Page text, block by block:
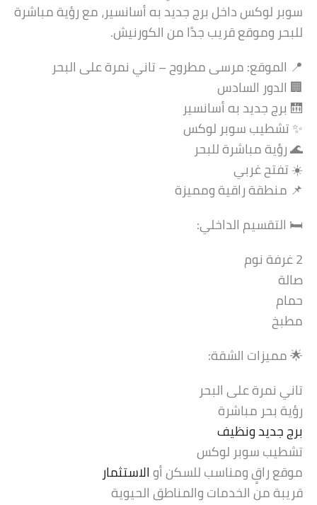
سوبر لوكس داخل برج جديد به أسانسير، مع رؤية مباشرة
للبحر وموقع قريب جدًا من الكورنيش.
📍 الموقع: مرسى مطروح – تاني نمرة على البحر
🏢 الدور السادس
🛗 برج جديد به أسانسير
✨ تشطيب سوبر لوكس
🌊 رؤية مباشرة للبحر
☀️ تفتح غربي
📌 منطقة راقية ومميزة
🛏️ التقسيم الداخلي:
2 غرفة نوم
صالة
حمام
مطبخ
🌟 مميزات الشقة:
تاني نمرة على البحر
رؤية بحر مباشرة
برج جديد ونظيف
تشطيب سوبر لوكس
موقع راقٍ ومناسب للسكن أوالاستثمار
قريبة من الخدمات والمناطق الحيوية